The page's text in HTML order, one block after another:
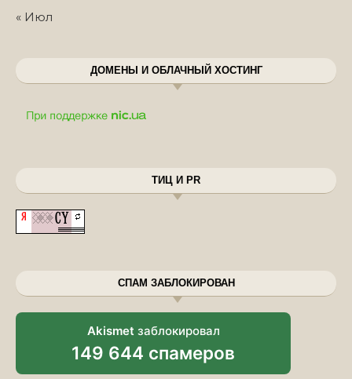
« Июл
ДОМЕНЫ И ОБЛАЧНЫЙ ХОСТИНГ
ТИЦ И PR
СПАМ ЗАБЛОКИРОВАН
Akismet заблокировал
149 644 спамеров